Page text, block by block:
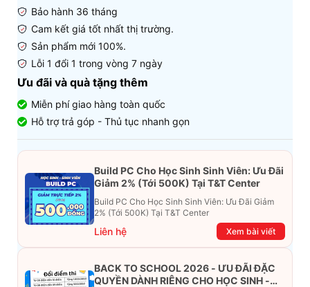
Bảo hành 36 tháng
Cam kết giá tốt nhất thị trường.
Sản phẩm mới 100%.
Lỗi 1 đổi 1 trong vòng 7 ngày
Ưu đãi và quà tặng thêm
Miễn phí giao hàng toàn quốc
Hỗ trợ trả góp - Thủ tục nhanh gọn
Build PC Cho Học Sinh Sinh Viên: Ưu Đãi
Giảm 2% (Tới 500K) Tại T&T Center
Build PC Cho Học Sinh Sinh Viên: Ưu Đãi Giảm
2% (Tới 500K) Tại T&T Center
Liên hệ Xem bài viết
BACK TO SCHOOL 2026 - ƯU ĐÃI ĐẶC
QUYỀN DÀNH RIÊNG CHO HỌC SINH -